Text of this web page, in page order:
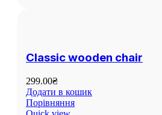
Classic wooden chair
299.00₴
Додати в кошик
Порівняння